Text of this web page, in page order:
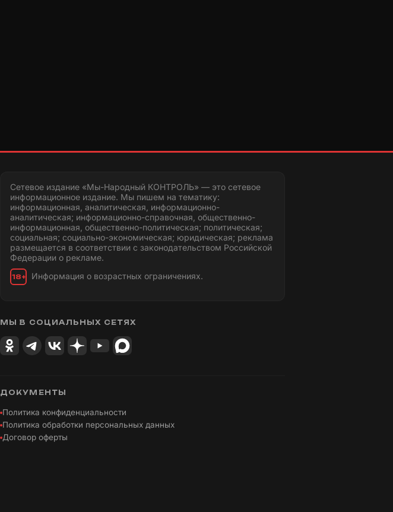
Сетевое издание «Мы-Народный КОНТРОЛЬ» — это сетевое
информационное издание. Мы пишем на тематику:
информационная, аналитическая, информационно-
аналитическая; информационно-справочная, общественно-
информационная, общественно-политическая; политическая;
социальная; социально-экономическая; юридическая; реклама
размещается в соответствии с законодательством Российской
Федерации о рекламе.
18+ Информация о возрастных ограничениях.
МЫ В СОЦИАЛЬНЫХ СЕТЯХ
ДОКУМЕНТЫ
Политика конфиденциальности
Политика обработки персональных данных
Договор оферты